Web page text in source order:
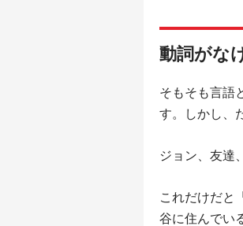
動詞がな
そもそも言語
す。しかし、
ジョン、友達
これだけだと
谷に住んでい